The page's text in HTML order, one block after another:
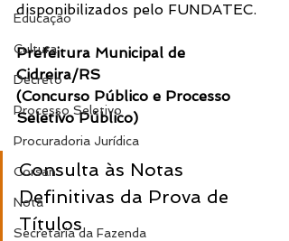
Educação
Cultura
Decreto
Processo Seletivo
Procuradoria Jurídica
Corsan
Nota
Secretaria da Fazenda
disponibilizados pelo FUNDATEC.
Prefeitura Municipal de
Cidreira/RS
(Concurso Público e Processo
Seletivo Público)
Consulta às Notas
Definitivas da Prova de
Títulos